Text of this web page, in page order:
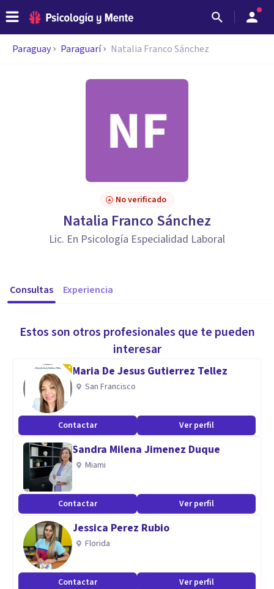
Paraguay Paraguarí Natalia Franco Sánchez
No verificado
Natalia Franco Sánchez
Lic. En Psicología Especialidad Laboral
Consultas Experiencia
Estos son otros profesionales que te pueden
interesar
Maria De Jesus Gutierrez Tellez
San Francisco
Contactar Ver perfil
Sandra Milena Jimenez Duque
Miami
Contactar Ver perfil
Jessica Perez Rubio
Florida
Contactar Ver perfil